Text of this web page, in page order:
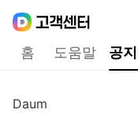
홈 도움말 공
Daum